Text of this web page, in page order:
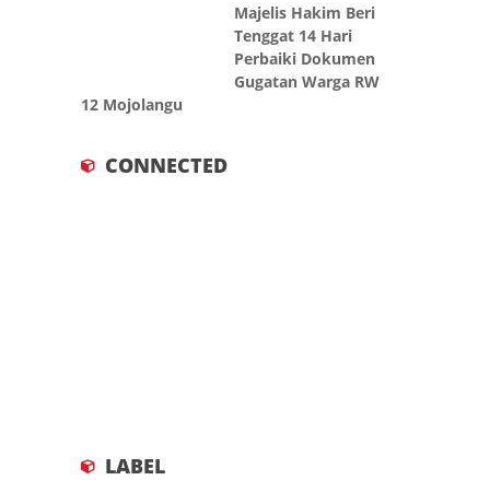
Majelis Hakim Beri
Tenggat 14 Hari
Perbaiki Dokumen
Gugatan Warga RW
12 Mojolangu
CONNECTED
LABEL